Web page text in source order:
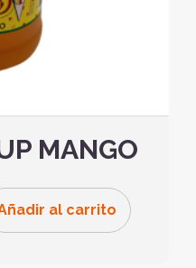
MANGO
al carrito